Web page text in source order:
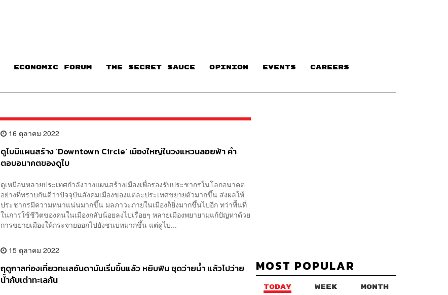
ECONOMIC FORUM THE SECRET SAUCE​ OPINION EVENTS CAREERS
16 ตุลาคม 2022
ดูไบมีแผนสร้าง ‘Downtown Circle’ เมืองใหญ่ในวงแหวนลอยฟ้า คำ
ตอบอนาคตของดูไบ
ดูเหมือนหลายประเทศกำลังวางแผนสร้างเมืองเพื่อรองรับประชากรในโลกอนาคต
อย่างที่ทราบกันดีว่าปัจจุบันสังคมเมืองของแต่ละประเทศขยายตัวมากขึ้น ส่งผลให้
ประชากรมีความหนาแน่นมากขึ้น มลภาวะภายในเมืองก็ยิ่งมากขึ้นไปอีก ทว่าพื้นที่
ในการใช้ชีวิตของคนในเมืองกลับน้อยลงไปเรื่อยๆ หลายเมืองพยายามแก้ปัญหาด้วย
การขยายเมืองให้กระจายออกไปยังชนบทมากขึ้น แต่ดูไบ...
15 ตุลาคม 2022
ฤดูกาลท่องเที่ยวทะเลอันดามันเริ่มขึ้นแล้ว หยิบฟิน ชุดว่ายน้ำ แล้วไปว่าย
น้ำกับเต่าทะเลกัน
MOST POPULAR
TODAY WEEK MONTH